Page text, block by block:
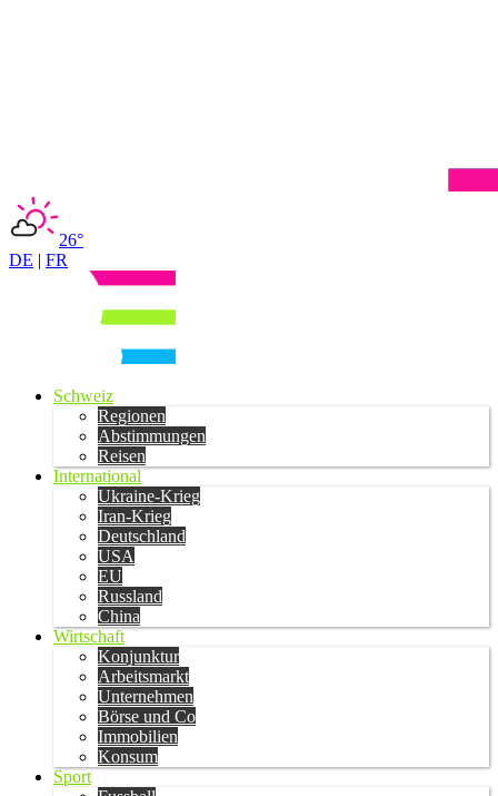
26°
DE | FR
Schweiz
Regionen
Abstimmungen
Reisen
International
Ukraine-Krieg
Iran-Krieg
Deutschland
USA
EU
Russland
China
Wirtschaft
Konjunktur
Arbeitsmarkt
Unternehmen
Börse und Co
Immobilien
Konsum
Sport